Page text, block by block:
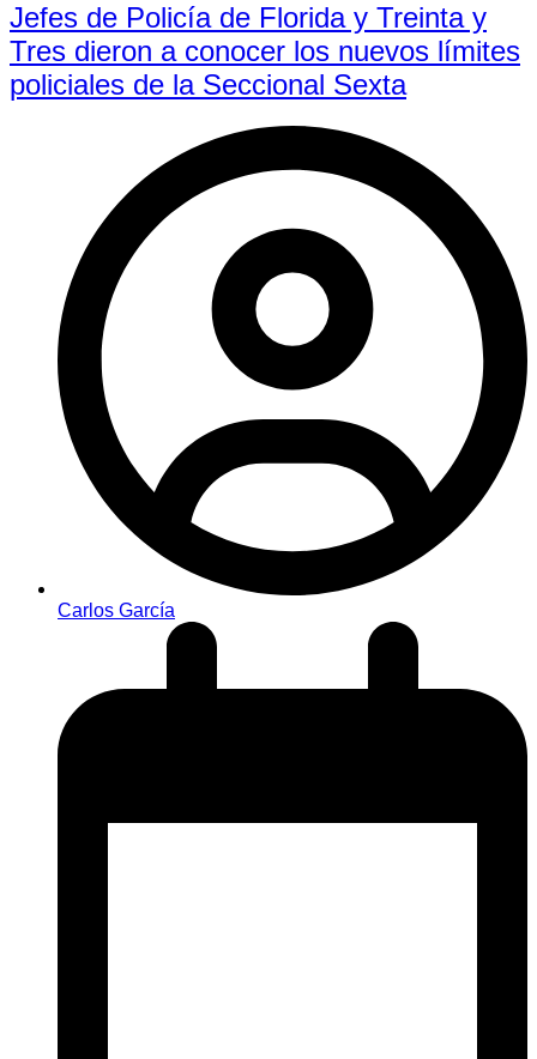
Jefes de Policía de Florida y Treinta y
Tres dieron a conocer los nuevos límites
policiales de la Seccional Sexta
Carlos García